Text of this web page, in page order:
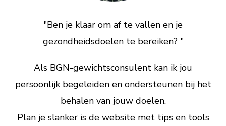
"Ben je klaar om af te vallen en je
gezondheidsdoelen te bereiken? "
Als BGN-gewichtsconsulent kan ik jou
persoonlijk begeleiden en ondersteunen bij het
behalen van jouw doelen.
Plan je slanker is de website met tips en tools